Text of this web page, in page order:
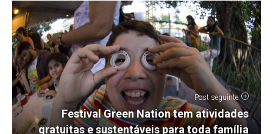
Post seguinte
Festival Green Nation tem atividades
gratuitas e sustentáveis para toda família